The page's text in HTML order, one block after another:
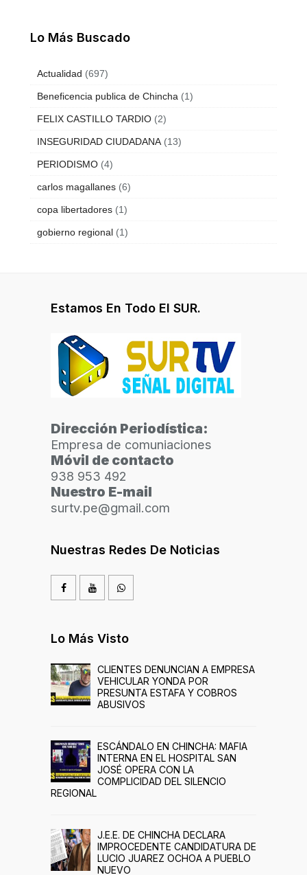
Lo Más Buscado
Actualidad (697)
Beneficencia publica de Chincha (1)
FELIX CASTILLO TARDIO (2)
INSEGURIDAD CIUDADANA (13)
PERIODISMO (4)
carlos magallanes (6)
copa libertadores (1)
gobierno regional (1)
Estamos En Todo El SUR.
Dirección Periodística:
Empresa de comuniaciones
Móvil de contacto
938 953 492
Nuestro E-mail
surtv.pe@gmail.com
Nuestras Redes De Noticias
Lo Más Visto
CLIENTES DENUNCIAN A EMPRESA
VEHICULAR YONDA POR
PRESUNTA ESTAFA Y COBROS
ABUSIVOS
ESCÁNDALO EN CHINCHA: MAFIA
INTERNA EN EL HOSPITAL SAN
JOSÉ OPERA CON LA
COMPLICIDAD DEL SILENCIO
REGIONAL
J.E.E. DE CHINCHA DECLARA
IMPROCEDENTE CANDIDATURA DE
LUCIO JUAREZ OCHOA A PUEBLO
NUEVO